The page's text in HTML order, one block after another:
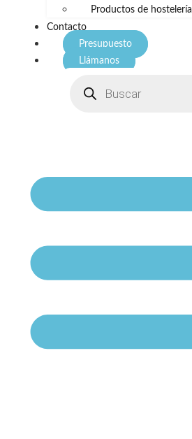
Productos de hostelería
Contacto
Presupuesto
Llámanos